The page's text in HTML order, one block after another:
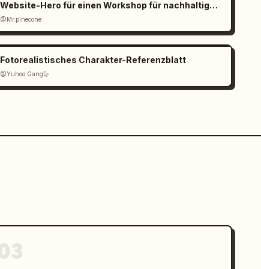
Website-Hero für einen Workshop für nachhaltige Materialien
@Mr.pinecone
Fotorealistisches Charakter-Referenzblatt
@Yuhoo Gang🦭